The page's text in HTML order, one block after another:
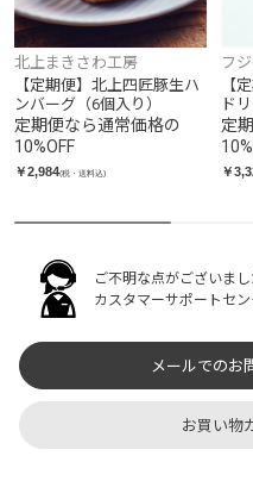
北上まきさわ工房
【定期便】北上四匠豚生ハ
ンバーグ（6個入り）
定期便なら通常価格の
10%OFF
￥2,984(税・送料込)
フ
ーズ
【
ド
定
10
￥
ご不明な点がございま
カスタマーサポートセ
メールでのお
お買い物